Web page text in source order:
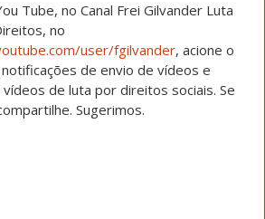
Tube, no Canal Frei Gilvander Luta
no
user/fgilvander, acione o
de envio de vídeos e
de luta por direitos sociais. Se
Sugerimos.